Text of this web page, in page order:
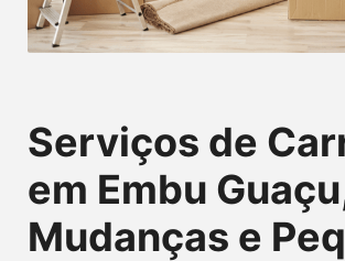
Serviços de
em Embu
Mudanças e